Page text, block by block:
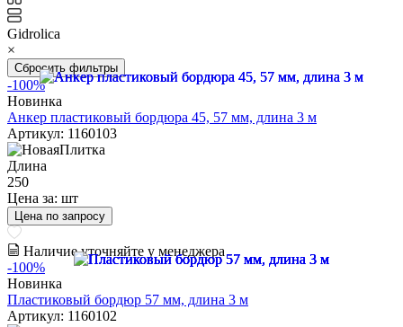
Gidrolica
×
Сбросить фильтры
-100%
Новинка
Анкер пластиковый бордюра 45, 57 мм, длина 3 м
Артикул: 1160103
Длина
250
Цена за: шт
Цена по запросу
Наличие уточняйте у менеджера
-100%
Новинка
Пластиковый бордюр 57 мм, длина 3 м
Артикул: 1160102